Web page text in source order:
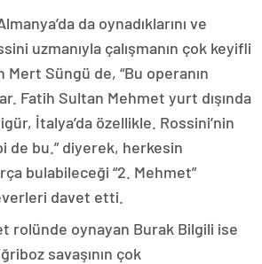
da oynadıklarını ve
uzmanıyla çalışmanın çok keyifli
Süngü de, “Bu operanın
Fatih Sultan Mehmet yurt dışında
İtalya’da özellikle. Rossini’nin
de bu.” diyerek, herkesin
bulabileceği “2. Mehmet”
davet etti.
rolünde oynayan Burak Bilgili ise
savaşının çok